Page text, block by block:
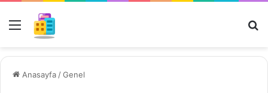
Menü
Anasayfa /Genel